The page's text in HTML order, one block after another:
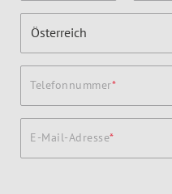
Telefonnummer
E-Mail-Adresse